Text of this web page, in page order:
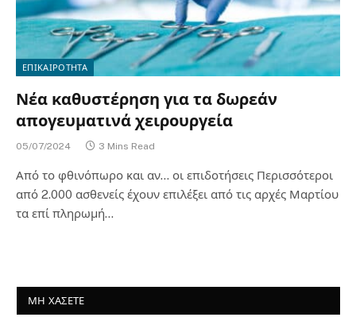
ΕΠΙΚΑΙΡΟΤΗΤΑ
Νέα καθυστέρηση για τα δωρεάν
απογευματινά χειρουργεία
05/07/2024 3 Mins Read
Από το φθινόπωρο και αν… οι επιδοτήσεις Περισσότεροι
από 2.000 ασθενείς έχουν επιλέξει από τις αρχές Μαρτίου
τα επί πληρωμή…
ΜΗ ΧΑΣΕΤΕ